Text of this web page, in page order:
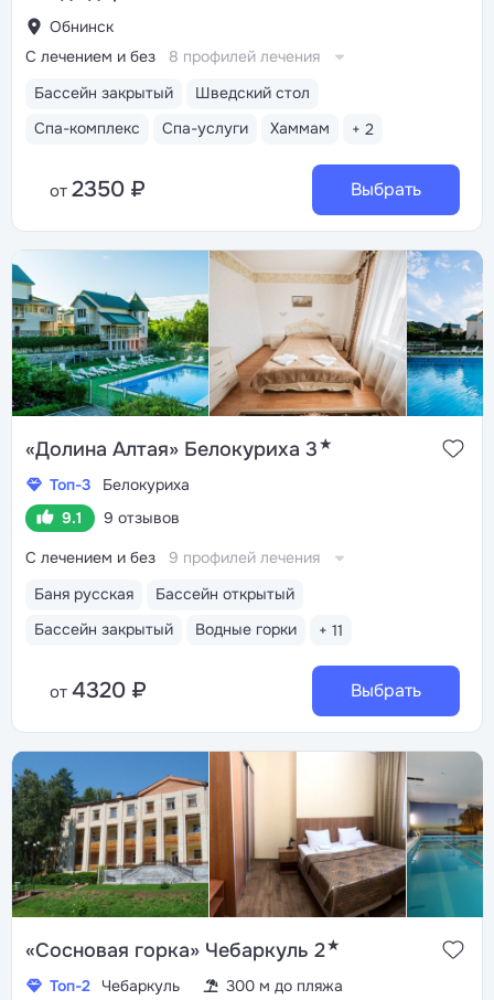
Обнинск
Бассейн закрытый
Шведский стол
Спа-комплекс
Спа-услуги Хаммам + 2
С лечением и без 8 профилей лечения
от 2350 ₽ Выбрать
«Долина Алтая» Белокуриха 3★
Топ-3
Белокуриха
9.1
9 отзывов
Баня русская
Бассейн открытый
Бассейн закрытый
Водные горки + 11
С лечением и без 9 профилей лечения
от 4320 ₽ Выбрать
«Сосновая горка» Чебаркуль 2★
Топ-2 Чебаркуль
300 м до пляжа